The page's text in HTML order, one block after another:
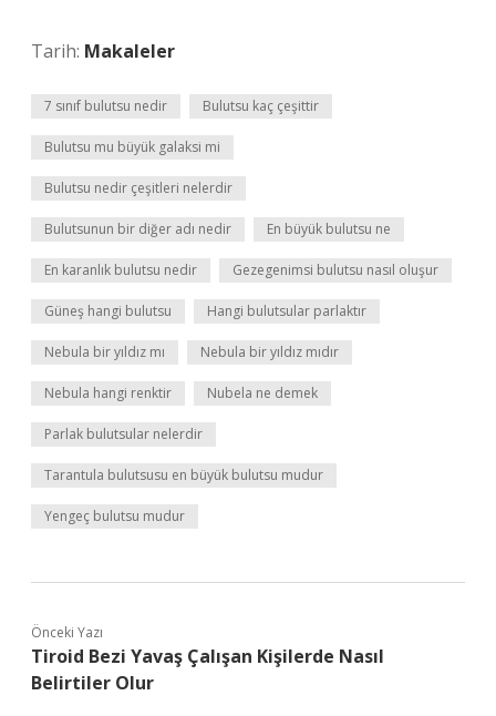
Tarih: Makaleler
7 sınıf bulutsu nedir Bulutsu kaç çeşittir
Bulutsu mu büyük galaksi mi
Bulutsu nedir çeşitleri nelerdir
Bulutsunun bir diğer adı nedir En büyük bulutsu ne
En karanlık bulutsu nedir Gezegenimsi bulutsu nasıl oluşur
Güneş hangi bulutsu Hangi bulutsular parlaktır
Nebula bir yıldız mı Nebula bir yıldız mıdır
Nebula hangi renktir Nubela ne demek
Parlak bulutsular nelerdir
Tarantula bulutsusu en büyük bulutsu mudur
Yengeç bulutsu mudur
Önceki Yazı
Tiroid Bezi Yavaş Çalışan Kişilerde Nasıl
Belirtiler Olur